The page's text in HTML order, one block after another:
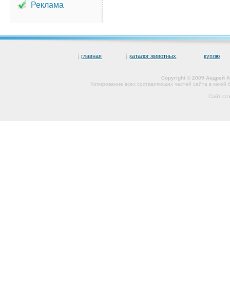
Реклама
главная каталог животных куплю
Copyright © 2009 Андрей
Копирование всех составляющих частей сайта в
Сайт